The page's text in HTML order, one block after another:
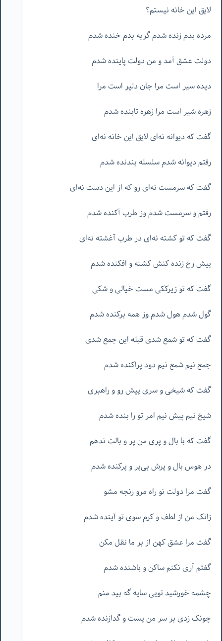
لایق این خانه نیستم؟
مرده بدم زنده شدم گریه بدم خنده شدم
دولت عشق آمد و من دولت پاینده شدم
دیده سیر است مرا جان دلیر است مرا
زهره شیر است مرا زهره تابنده شدم
گفت که دیوانه نه‌ای لایق این خانه نه‌ای
رفتم دیوانه شدم سلسله بندنده شدم
گفت که سرمست نه‌ای رو که از این دست نه‌ای
رفتم و سرمست شدم وز طرب آکنده شدم
گفت که تو کشته نه‌ای در طرب آغشته نه‌ای
پیش رخ زنده کنش کشته و افکنده شدم
گفت که تو زیرککی مست خیالی و شکی
گول شدم هول شدم وز همه برکنده شدم
گفت که تو شمع شدی قبله این جمع شدی
جمع نیم شمع نیم دود پراکنده شدم
گفت که شیخی و سری پیش رو و راهبری
شیخ نیم پیش نیم امر تو را بنده شدم
گفت که با بال و پری من پر و بالت ندهم
در هوس بال و پرش بی‌پر و پرکنده شدم
گفت مرا دولت نو راه مرو رنجه مشو
زانک من از لطف و کرم سوی تو آینده شدم
گفت مرا عشق کهن از بر ما نقل مکن
گفتم آری نکنم ساکن و باشنده شدم
چشمه خورشید تویی سایه گه بید منم
چونک زدی بر سر من پست و گدازنده شدم